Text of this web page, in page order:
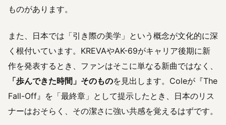
ものがあります。
また、日本では「引き際の美学」という概念が文化的に深
く根付いています。KREVAやAK-69がキャリア後期に新
作を発表するとき、ファンはそこに単なる新曲ではなく、
「歩んできた時間」そのものを見出します。Coleが『The
Fall-Off』を「最終章」として提示したとき、日本のリス
ナーはおそらく、その潔さに強い共感を覚えるはずです。